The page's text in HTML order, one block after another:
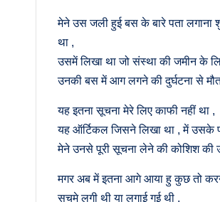
मेने उस जली हुई बस के बारे पता लगाना
था ,
उसमें लिखा था जो संस्था की जमीन के
उनकी बस में आग लगने की दुर्घटना से
यह इतना सूचना मेरे लिए काफी नहीं था ,
यह ऑर्टिकल जिसने लिखा था , में उसके
मेने उनसे पूरी सूचना लेने की कोशिश की
मगर अब में इतना आगे आया हु कुछ तो
सचमे लगी थी या लगाई गई थी ,